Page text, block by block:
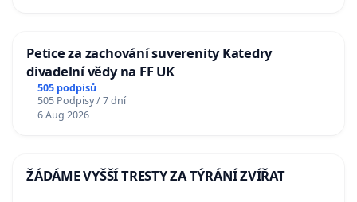
Petice za zachování suverenity Katedry
divadelní vědy na FF UK
505 podpisů
505 Podpisy / 7 dní
6 Aug 2026
ŽÁDÁME VYŠŠÍ TRESTY ZA TÝRÁNÍ ZVÍŘAT